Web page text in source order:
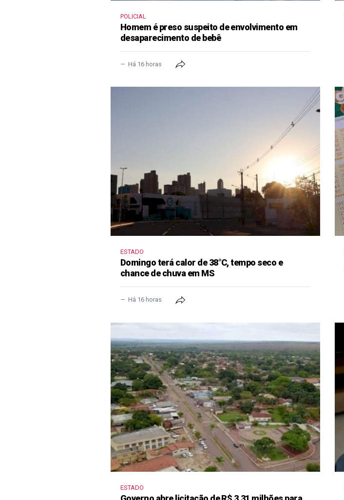
POLICIAL
Homem é preso suspeito de envolvimento em
desaparecimento de bebê
Há 16 horas
ESTADO
Domingo terá calor de 38°C, tempo seco e
chance de chuva em MS
Há 16 horas
ESTADO